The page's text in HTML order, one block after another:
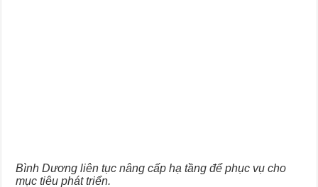
Bình Dương liên tục nâng cấp hạ tầng để phục vụ cho
mục tiêu phát triển.